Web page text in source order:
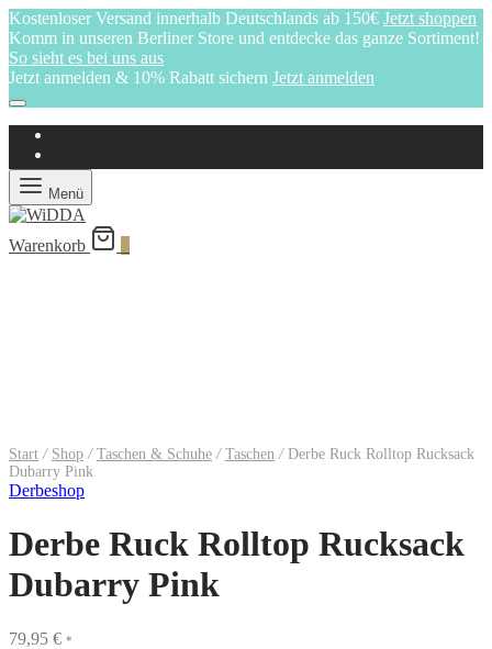
Kostenloser Versand innerhalb Deutschlands ab 150€ Jetzt shoppen
Komm in unseren Berliner Store und entdecke das ganze Sortiment!
So sieht es bei uns aus
Jetzt anmelden & 10% Rabatt sichern Jetzt anmelden
Menü
Warenkorb
Start / Shop / Taschen & Schuhe / Taschen /Derbe Ruck Rolltop Rucksack
Dubarry Pink
Derbeshop
Derbe Ruck Rolltop Rucksack
Dubarry Pink
79,95 € *